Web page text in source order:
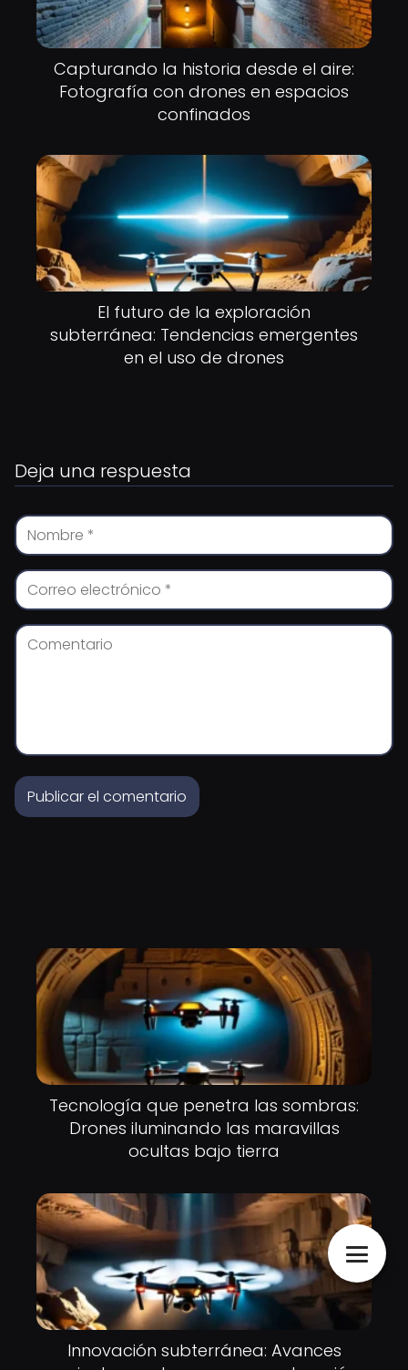
Capturando la historia desde el aire:
Fotografía con drones en espacios
confinados
El futuro de la exploración
subterránea: Tendencias emergentes
en el uso de drones
Deja una respuesta
Tecnología que penetra las sombras:
Drones iluminando las maravillas
ocultas bajo tierra
Innovación subterránea: Avances